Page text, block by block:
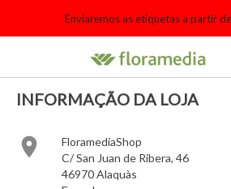
Enviaremos as etiquetas a partir
INFORMAÇÃO DA LOJA

FloramediaShop
C/ San Juan de Ribera, 46
46970 Alaquàs